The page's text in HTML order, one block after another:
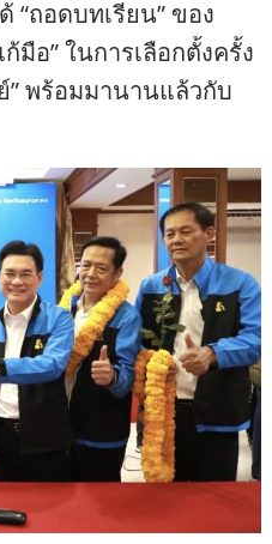
“ถอดบทเรียน” ของ
มือ” ในการเลือกตั้งครั้ง
พร้อมมานานแล้วกับ